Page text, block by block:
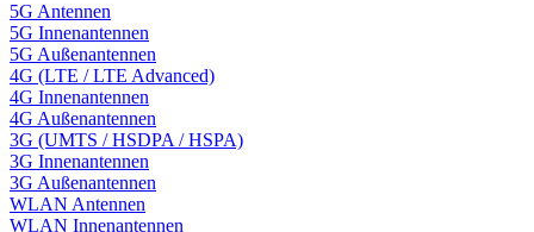
5G Antennen
5G Innenantennen
5G Außenantennen
4G (LTE / LTE Advanced)
4G Innenantennen
4G Außenantennen
3G (UMTS / HSDPA / HSPA)
3G Innenantennen
3G Außenantennen
WLAN Antennen
WLAN Innenantennen